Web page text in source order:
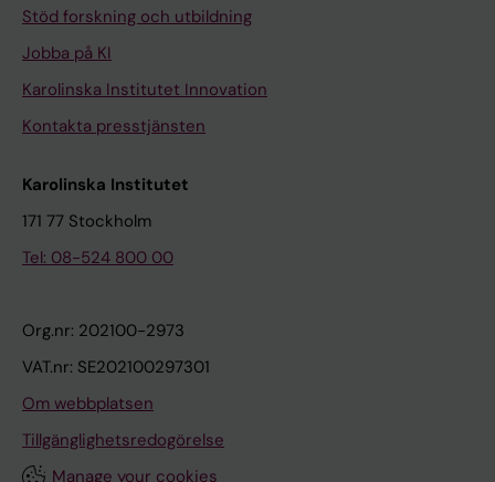
Stöd forskning och utbildning
Jobba på KI
Karolinska Institutet Innovation
Kontakta presstjänsten
Karolinska Institutet
171 77 Stockholm
Tel: 08-524 800 00
Org.nr: 202100-2973
VAT.nr: SE202100297301
Om webbplatsen
Tillgänglighetsredogörelse
Manage your cookies